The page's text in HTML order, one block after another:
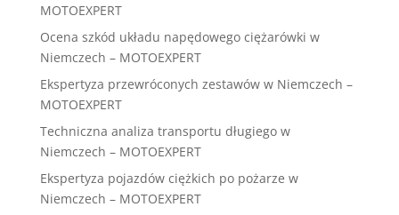
MOTOEXPERT
Ocena szkód układu napędowego ciężarówki w
Niemczech – MOTOEXPERT
Ekspertyza przewróconych zestawów w Niemczech –
MOTOEXPERT
Techniczna analiza transportu długiego w
Niemczech – MOTOEXPERT
Ekspertyza pojazdów ciężkich po pożarze w
Niemczech – MOTOEXPERT